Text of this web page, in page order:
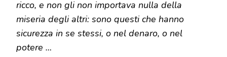
ricco, e non gli non importava nulla della
miseria degli altri: sono questi che hanno
sicurezza in se stessi, o nel denaro, o nel
potere …